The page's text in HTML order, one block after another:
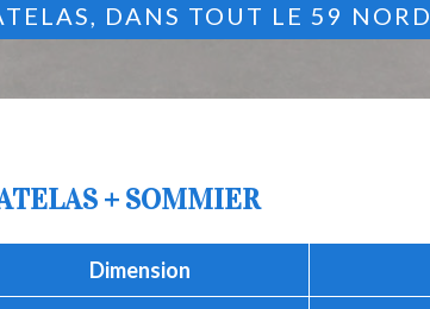
DANS TOUT LE 59 NORD
+ SOMMIER
Dimension